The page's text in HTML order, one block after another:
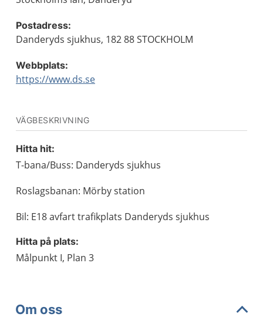
Postadress:
Danderyds sjukhus, 182 88 STOCKHOLM
Webbplats:
https://www.ds.se
VÄGBESKRIVNING
Hitta hit:
T-bana/Buss: Danderyds sjukhus
Roslagsbanan: Mörby station
Bil: E18 avfart trafikplats Danderyds sjukhus
Hitta på plats:
Målpunkt I, Plan 3
Om oss